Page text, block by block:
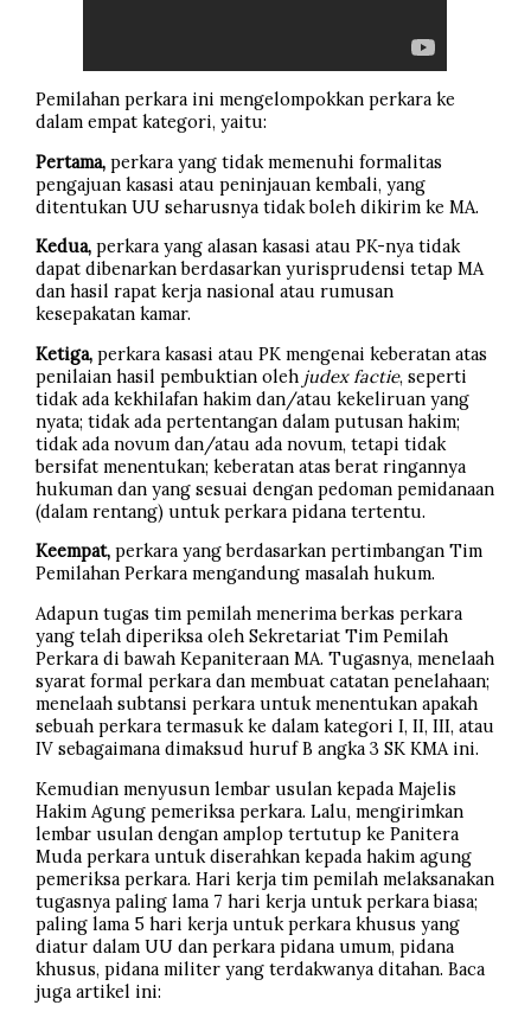
Pemilahan perkara ini mengelompokkan perkara ke
dalam empat kategori, yaitu:
Pertama, perkara yang tidak memenuhi formalitas
pengajuan kasasi atau peninjauan kembali, yang
ditentukan UU seharusnya tidak boleh dikirim ke MA.
Kedua, perkara yang alasan kasasi atau PK-nya tidak
dapat dibenarkan berdasarkan yurisprudensi tetap MA
dan hasil rapat kerja nasional atau rumusan
kesepakatan kamar.
Ketiga, perkara kasasi atau PK mengenai keberatan atas
penilaian hasil pembuktian oleh judex factie, seperti
tidak ada kekhilafan hakim dan/atau kekeliruan yang
nyata; tidak ada pertentangan dalam putusan hakim;
tidak ada novum dan/atau ada novum, tetapi tidak
bersifat menentukan; keberatan atas berat ringannya
hukuman dan yang sesuai dengan pedoman pemidanaan
(dalam rentang) untuk perkara pidana tertentu.
Keempat, perkara yang berdasarkan pertimbangan Tim
Pemilahan Perkara mengandung masalah hukum.
Adapun tugas tim pemilah menerima berkas perkara
yang telah diperiksa oleh Sekretariat Tim Pemilah
Perkara di bawah Kepaniteraan MA. Tugasnya, menelaah
syarat formal perkara dan membuat catatan penelahaan;
menelaah subtansi perkara untuk menentukan apakah
sebuah perkara termasuk ke dalam kategori I, II, III, atau
IV sebagaimana dimaksud huruf B angka 3 SK KMA ini.
Kemudian menyusun lembar usulan kepada Majelis
Hakim Agung pemeriksa perkara. Lalu, mengirimkan
lembar usulan dengan amplop tertutup ke Panitera
Muda perkara untuk diserahkan kepada hakim agung
pemeriksa perkara. Hari kerja tim pemilah melaksanakan
tugasnya paling lama 7 hari kerja untuk perkara biasa;
paling lama 5 hari kerja untuk perkara khusus yang
diatur dalam UU dan perkara pidana umum, pidana
khusus, pidana militer yang terdakwanya ditahan. Baca
juga artikel ini: